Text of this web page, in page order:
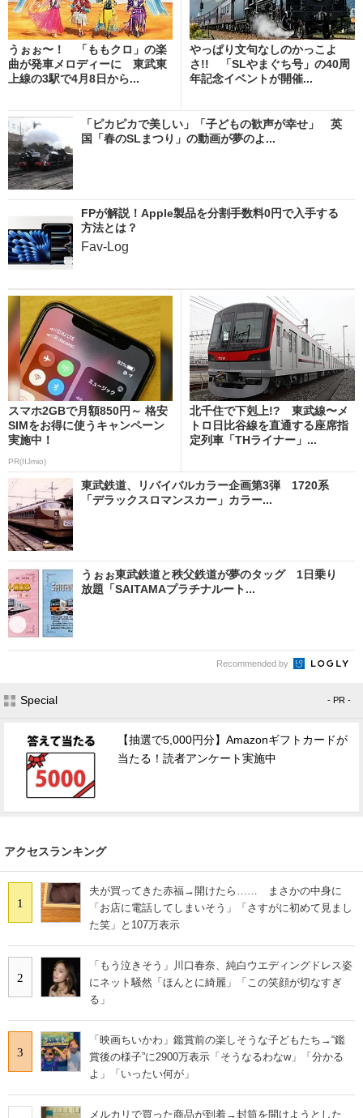
うぉぉ〜！ 「ももクロ」の楽
曲が発車メロディーに 東武東
上線の3駅で4月8日から...
やっぱり文句なしのかっこよ
さ!! 「SLやまぐち号」の40周
年記念イベントが開催...
「ピカピカで美しい」「子どもの歓声が幸せ」 英
国「春のSLまつり」の動画が夢のよ...
FPが解説！Apple製品を分割手数料0円で入手する
方法とは？
Fav-Log
スマホ2GBで月額850円～ 格安
SIMをお得に使うキャンペーン
実施中！
PR(IIJmio)
北千住で下剋上!? 東武線〜メ
トロ日比谷線を直通する座席指
定列車「THライナー」...
東武鉄道、リバイバルカラー企画第3弾 1720系
「デラックスロマンスカー」カラー...
うぉぉ東武鉄道と秩父鉄道が夢のタッグ 1日乗り
放題「SAITAMAプラチナルート...
Recommended by
Special - PR -
【抽選で5,000円分】Amazonギフトカードが
当たる！読者アンケート実施中
アクセスランキング
1
夫が買ってきた赤福→開けたら…… まさかの中身に
「お店に電話してしまいそう」「さすがに初めて見まし
た笑」と107万表示
2
「もう泣きそう」川口春奈、純白ウエディングドレス姿
にネット騒然「ほんとに綺麗」「この笑顔が切なすぎ
る」
3
「映画ちいかわ」鑑賞前の楽しそうな子どもたち→“鑑
賞後の様子”に2900万表示「そうなるわなw」「分かる
よ」「いったい何が」
メルカリで買った商品が到着→封筒を開けようとした